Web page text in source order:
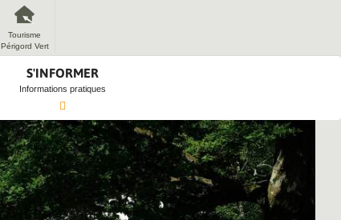
Tourisme
Périgord Vert
S'INFORMER
Informations pratiques